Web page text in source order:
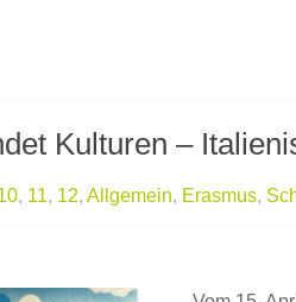
Kulturen –
, 11, 12, Allgemein, Erasmus,